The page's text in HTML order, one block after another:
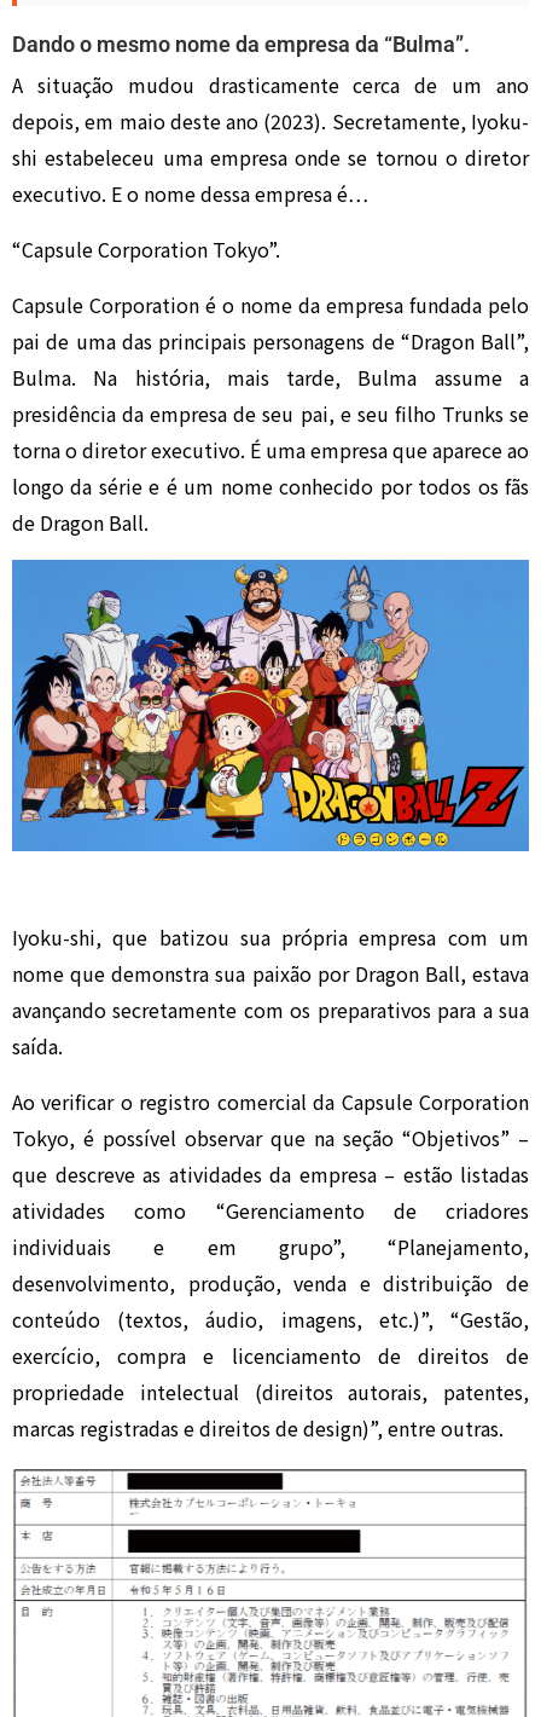
Dando o mesmo nome da empresa da “Bulma”.
A situação mudou drasticamente cerca de um ano
depois, em maio deste ano (2023). Secretamente, Iyoku-
shi estabeleceu uma empresa onde se tornou o diretor
executivo. E o nome dessa empresa é…
“Capsule Corporation Tokyo”.
Capsule Corporation é o nome da empresa fundada pelo
pai de uma das principais personagens de “Dragon Ball”,
Bulma. Na história, mais tarde, Bulma assume a
presidência da empresa de seu pai, e seu filho Trunks se
torna o diretor executivo. É uma empresa que aparece ao
longo da série e é um nome conhecido por todos os fãs
de Dragon Ball.
Iyoku-shi, que batizou sua própria empresa com um
nome que demonstra sua paixão por Dragon Ball, estava
avançando secretamente com os preparativos para a sua
saída.
Ao verificar o registro comercial da Capsule Corporation
Tokyo, é possível observar que na seção “Objetivos” –
que descreve as atividades da empresa – estão listadas
atividades como “Gerenciamento de criadores
individuais e em grupo”, “Planejamento,
desenvolvimento, produção, venda e distribuição de
conteúdo (textos, áudio, imagens, etc.)”, “Gestão,
exercício, compra e licenciamento de direitos de
propriedade intelectual (direitos autorais, patentes,
marcas registradas e direitos de design)”, entre outras.